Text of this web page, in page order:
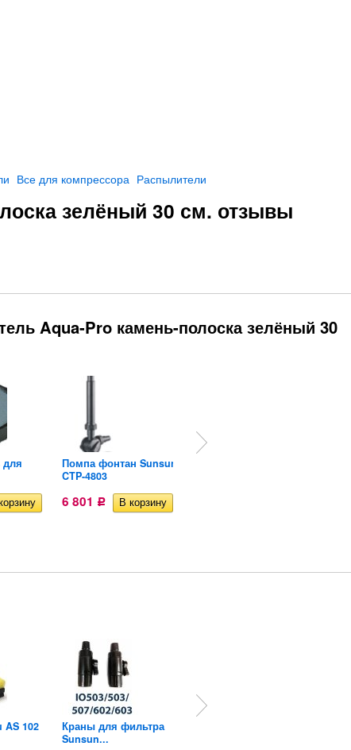
Все для компрессора Распылители
зелёный 30 см. отзывы
Aqua-Pro камень-полоска зелёный 30
для
Помпа фонтан Sunsun
CTP-4803
6 801 Р
AS 102
Краны для фильтра
Sunsun...